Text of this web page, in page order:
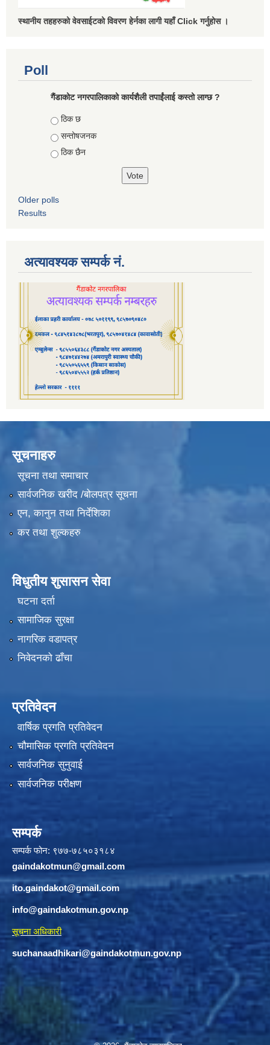
स्थानीय तहहरुको वेवसाईटको विवरण हेर्नका लागी यहाँ Click गर्नुहोस ।
Poll
गैंडाकोट नगरपालिकाको कार्यशैली तपाईंलाई कस्तो लाग्छ ?
Choices
ठिक छ
सन्तोषजनक
ठिक छैन
Older polls
Results
अत्यावश्यक सम्पर्क नं.
सूचनाहरु
सूचना तथा समाचार
सार्वजनिक खरीद /बोलपत्र सूचना
एन, कानुन तथा निर्देशिका
कर तथा शुल्कहरु
विधुतीय शुसासन सेवा
घटना दर्ता
सामाजिक सुरक्षा
नागरिक वडापत्र
निवेदनको ढाँचा
प्रतिवेदन
वार्षिक प्रगति प्रतिवेदन
चौमासिक प्रगति प्रतिवेदन
सार्वजनिक सुनुवाई
सार्वजनिक परीक्षण
सम्पर्क
सम्पर्क फोन: ९७७-७८५०३१८४
gaindakotmun@gmail.com
ito.gaindakot@gmail.com
info@gaindakotmun.gov.np
सूचना अधिकारी
suchanaadhikari@gaindakotmun.gov.np